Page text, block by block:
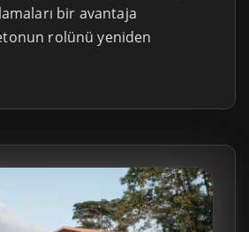
bir avantaja
rolünü yeniden